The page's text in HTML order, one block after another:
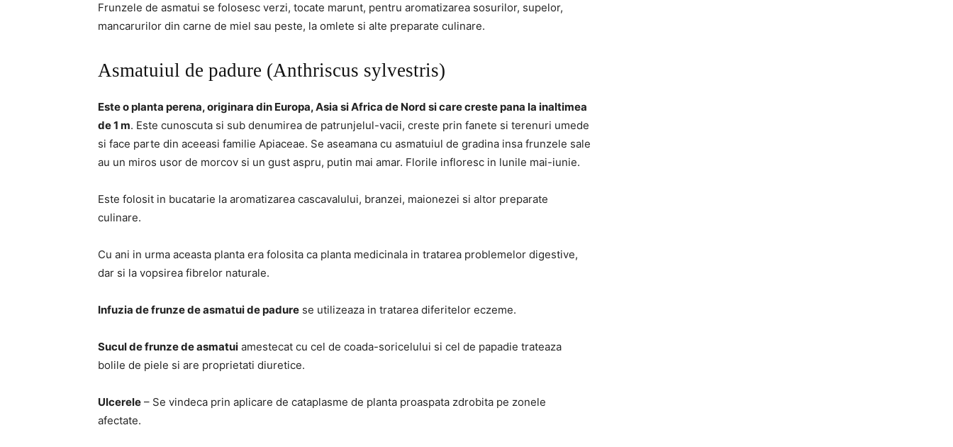
Frunzele de asmatui se folosesc verzi, tocate marunt, pentru aromatizarea sosurilor, supelor,
mancarurilor din carne de miel sau peste, la omlete si alte preparate culinare.
Asmatuiul de padure (Anthriscus sylvestris)
Este o planta perena, originara din Europa, Asia si Africa de Nord si care creste pana la inaltimea
de 1 m. Este cunoscuta si sub denumirea de patrunjelul-vacii, creste prin fanete si terenuri umede
si face parte din aceeasi familie Apiaceae. Se aseamana cu asmatuiul de gradina insa frunzele sale
au un miros usor de morcov si un gust aspru, putin mai amar. Florile infloresc in lunile mai-iunie.
Este folosit in bucatarie la aromatizarea cascavalului, branzei, maionezei si altor preparate
culinare.
Cu ani in urma aceasta planta era folosita ca planta medicinala in tratarea problemelor digestive,
dar si la vopsirea fibrelor naturale.
Infuzia de frunze de asmatui de padure se utilizeaza in tratarea diferitelor eczeme.
Sucul de frunze de asmatui amestecat cu cel de coada-soricelului si cel de papadie trateaza
bolile de piele si are proprietati diuretice.
Ulcerele – Se vindeca prin aplicare de cataplasme de planta proaspata zdrobita pe zonele
afectate.